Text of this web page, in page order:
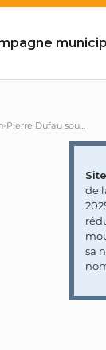
des mesures pour défendre le gavage et assurer la promotion du foie gras dans le monde
de
sa